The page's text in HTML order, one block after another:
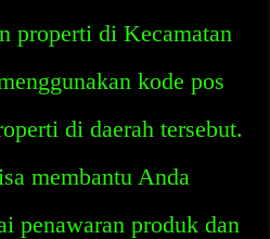
properti di Kecamatan
kode pos
di daerah tersebut.
membantu Anda
penawaran produk dan